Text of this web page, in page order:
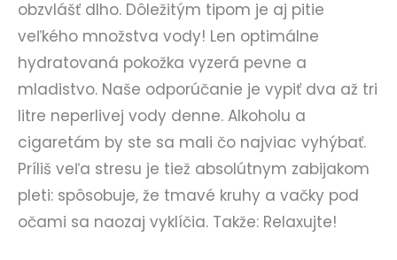
obzvlášť dlho. Dôležitým tipom je aj pitie
veľkého množstva vody! Len optimálne
hydratovaná pokožka vyzerá pevne a
mladistvo. Naše odporúčanie je vypiť dva až tri
litre neperlivej vody denne. Alkoholu a
cigaretám by ste sa mali čo najviac vyhýbať.
Príliš veľa stresu je tiež absolútnym zabijakom
pleti: spôsobuje, že tmavé kruhy a vačky pod
očami sa naozaj vyklíčia. Takže: Relaxujte!